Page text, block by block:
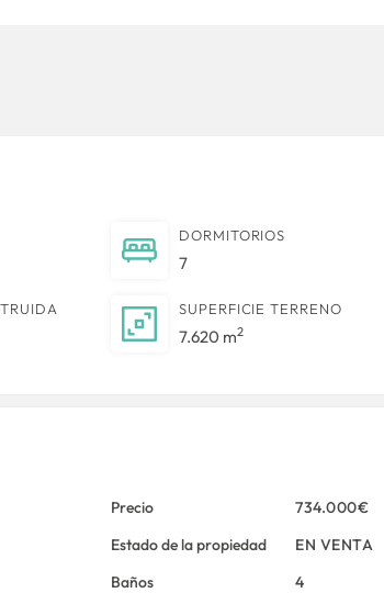
DORMITORIOS
7
SUPERFICIE TERRENO
7.620 m2
Precio
734.000€
Estado de la propiedad
EN VENTA
Baños
4